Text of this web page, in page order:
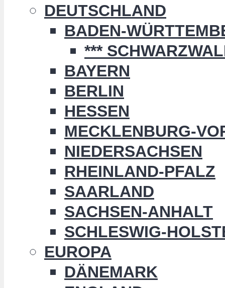
DEUTSCHLAND
BADEN-
***
BAYERN
BERLIN
HESSEN
MECKLENBURG-
NIEDERSACHSEN
RHEINLAND-PFALZ
SAARLAND
SACHSEN-ANHALT
SCHLESWIG-
EUROPA
DÄNEMARK